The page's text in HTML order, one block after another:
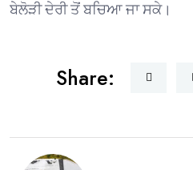
ਬੇਲੋੜੀ ਦੇਰੀ ਤੋਂ ਬਚਿਆ ਜਾ ਸਕੇ।
Share: